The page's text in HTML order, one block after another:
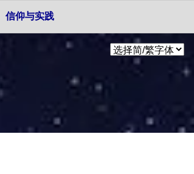
信仰与实践